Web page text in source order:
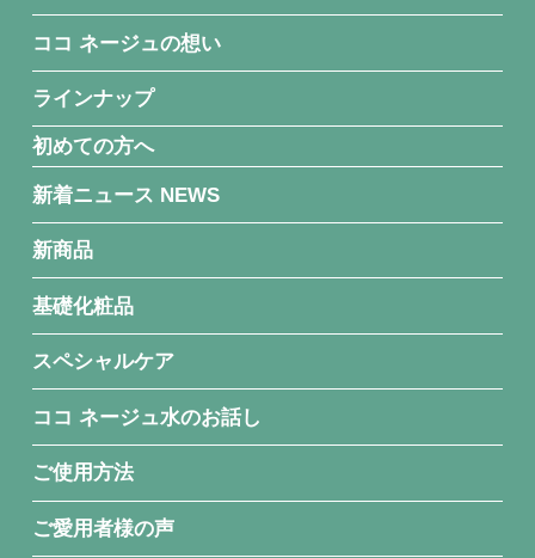
ココ ネージュの想い
ラインナップ
初めての方へ
新着ニュース NEWS
新商品
基礎化粧品
スペシャルケア
ココ ネージュ水のお話し
ご使用方法
ご愛用者様の声